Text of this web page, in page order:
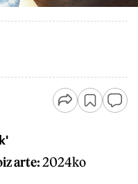
arte:2024ko